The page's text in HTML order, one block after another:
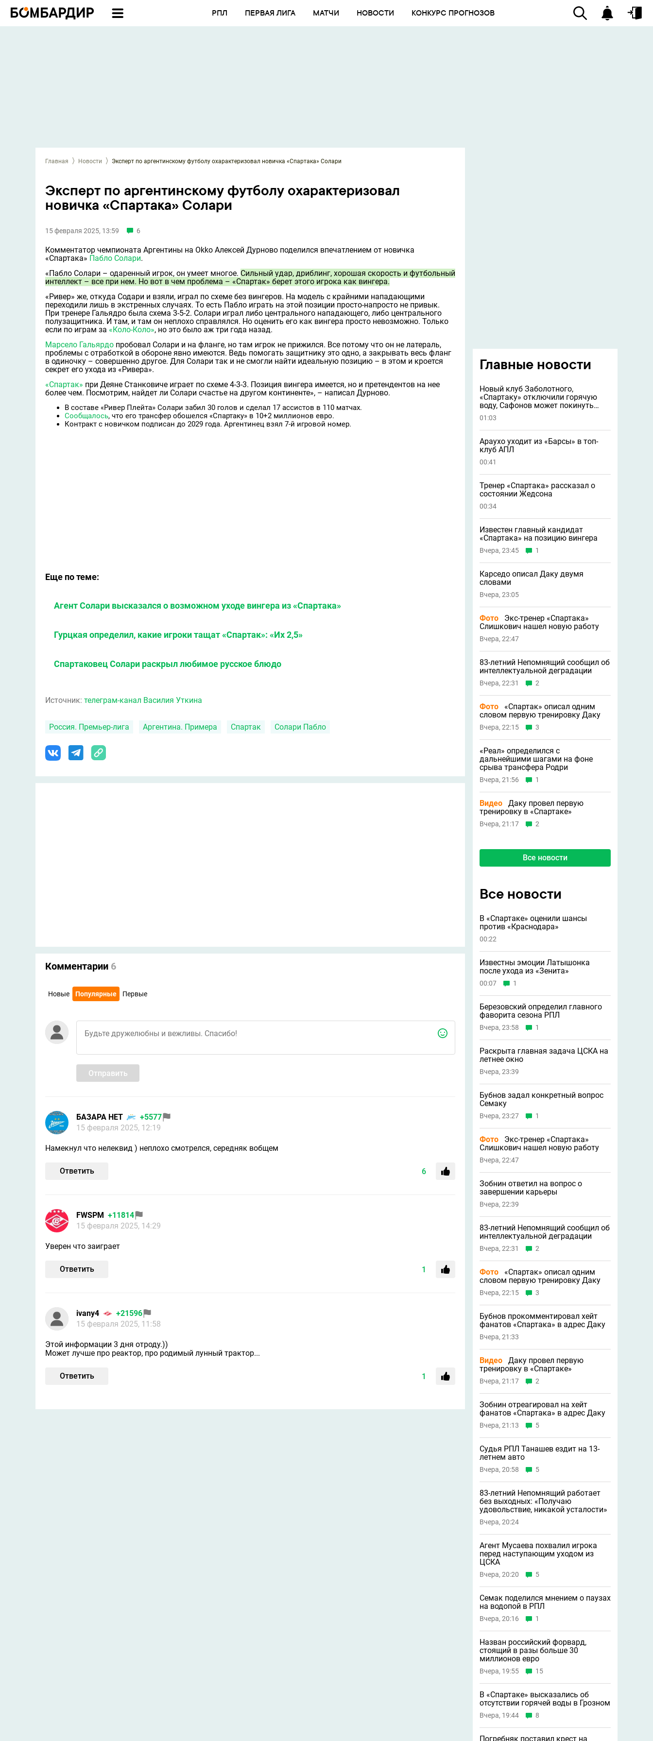
РПЛ ПЕРВАЯ ЛИГА МАТЧИ НОВОСТИ КОНКУРС ПРОГНОЗОВ
Главная Новости Эксперт по аргентинскому футболу охарактеризовал новичка «Спартака» Солари
Эксперт по аргентинскому футболу охарактеризовал
новичка «Спартака» Солари
15 февраля 2025, 13:59 6
Комментатор чемпионата Аргентины на Okko Алексей Дурново поделился впечатлением от новичка
«Спартака» Пабло Солари.
«Пабло Солари – одаренный игрок, он умеет многое. Сильный удар, дриблинг, хорошая скорость и футбольный
интеллект – всe при нем. Но вот в чем проблема – «Спартак» берет этого игрока как вингера.
«Ривер» же, откуда Содари и взяли, играл по схеме без вингеров. На модель с крайними нападающими
переходили лишь в экстренных случаях. То есть Пабло играть на этой позиции просто-напросто не привык.
При тренере Гальядро была схема 3-5-2. Солари играл либо центрального нападающего, либо центрального
полузащитника. И там, и там он неплохо справлялся. Но оценить его как вингера просто невозможно. Только
если по играм за «Коло-Коло», но это было аж три года назад.
Марсело Гальярдо пробовал Солари и на фланге, но там игрок не прижился. Всe потому что он не латераль,
проблемы с отработкой в обороне явно имеются. Ведь помогать защитнику это одно, а закрывать весь фланг
в одиночку – совершенно другое. Для Солари так и не смогли найти идеальную позицию – в этом и кроется
секрет его ухода из «Ривера».
«Спартак» при Деяне Станковиче играет по схеме 4-3-3. Позиция вингера имеется, но и претендентов на нее
более чем. Посмотрим, найдет ли Солари счастье на другом континенте», – написал Дурново.
В составе «Ривер Плейта» Солари забил 30 голов и сделал 17 ассистов в 110 матчах.
Сообщалось, что его трансфер обошелся «Спартаку» в 10+2 миллионов евро.
Контракт с новичком подписан до 2029 года. Аргентинец взял 7-й игровой номер.
Еще по теме:
Агент Солари высказался о возможном уходе вингера из «Спартака»
Гурцкая определил, какие игроки тащат «Спартак»: «Их 2,5»
Спартаковец Солари раскрыл любимое русское блюдо
Источник: телеграм-канал Василия Уткина
Россия. Премьер-лига Аргентина. Примера Спартак Солари Пабло
Комментарии 6
Новые Популярные Первые
Отправить
БАЗАРА НЕТ
+5577
15 февраля 2025, 12:19
Намекнул что нелеквид ) неплохо смотрелся, середняк вобщем
Ответить 6
FWSPM +11814
15 февраля 2025, 14:29
Уверен что заиграет
Ответить 1
ivany4
+21596
15 февраля 2025, 11:58
Этой информации 3 дня отроду.))
Может лучше про реактор, про родимый лунный трактор...
Ответить 1
Главные новости
Новый клуб Заболотного,
«Спартаку» отключили горячую
воду, Сафонов может покинуть
«ПСЖ» и другие новости
01:03
Араухо уходит из «Барсы» в топ-
клуб АПЛ
00:41
Тренер «Спартака» рассказал о
состоянии Жедсона
00:34
Известен главный кандидат
«Спартака» на позицию вингера
Вчера, 23:45 1
Карседо описал Даку двумя
словами
Вчера, 23:05
Фото
Экс-тренер «Спартака»
Слишкович нашел новую работу
Вчера, 22:47
83-летний Непомнящий сообщил об
интеллектуальной деградации
Вчера, 22:31 2
Фото
«Спартак» описал одним
словом первую тренировку Даку
Вчера, 22:15 3
«Реал» определился с
дальнейшими шагами на фоне
срыва трансфера Родри
Вчера, 21:56 1
Видео
Даку провел первую
тренировку в «Спартаке»
Вчера, 21:17 2
Все новости
Все новости
В «Спартаке» оценили шансы
против «Краснодара»
00:22
Известны эмоции Латышонка
после ухода из «Зенита»
00:07 1
Березовский определил главного
фаворита сезона РПЛ
Вчера, 23:58 1
Раскрыта главная задача ЦСКА на
летнее окно
Вчера, 23:39
Бубнов задал конкретный вопрос
Семаку
Вчера, 23:27 1
Фото
Экс-тренер «Спартака»
Слишкович нашел новую работу
Вчера, 22:47
Зобнин ответил на вопрос о
завершении карьеры
Вчера, 22:39
83-летний Непомнящий сообщил об
интеллектуальной деградации
Вчера, 22:31 2
Фото
«Спартак» описал одним
словом первую тренировку Даку
Вчера, 22:15 3
Бубнов прокомментировал хейт
фанатов «Спартака» в адрес Даку
Вчера, 21:33
Видео
Даку провел первую
тренировку в «Спартаке»
Вчера, 21:17 2
Зобнин отреагировал на хейт
фанатов «Спартака» в адрес Даку
Вчера, 21:13 5
Судья РПЛ Танашев ездит на 13-
летнем авто
Вчера, 20:58 5
83-летний Непомнящий работает
без выходных: «Получаю
удовольствие, никакой усталости»
Вчера, 20:24
Агент Мусаева похвалил игрока
перед наступающим уходом из
ЦСКА
Вчера, 20:20 5
Семак поделился мнением о паузах
на водопой в РПЛ
Вчера, 20:16 1
Назван российский форвард,
стоящий в разы больше 30
миллионов евро
Вчера, 19:55 15
В «Спартаке» высказались об
отсутствии горячей воды в Грозном
Вчера, 19:44 8
Погребняк поставил крест на